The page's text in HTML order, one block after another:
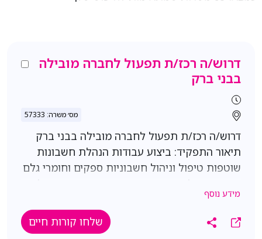
דרוש/ה רכז/ת תפעול לחברה מובילה
בבני ברק
מס׳ משרה: 57333
דרוש/ה רכז/ת תפעול לחברה מובילה בבני ברק
תיאור התפקיד: ביצוע עבודות הנהלת חשבונות
שוטפות טיפול וניהול חשבוניות ספקים וחומרי גלם
סמנכ"ל החטיבה תנאים: משרה מלאה ימים א-ה נא
לציין צ"ש דרישות: ניסיון בעבודה על תוכנת
הפריוריטי וERP- יתרון משמעותי ניסיון קודם
מידע נוסף
שלחו קורות חיים